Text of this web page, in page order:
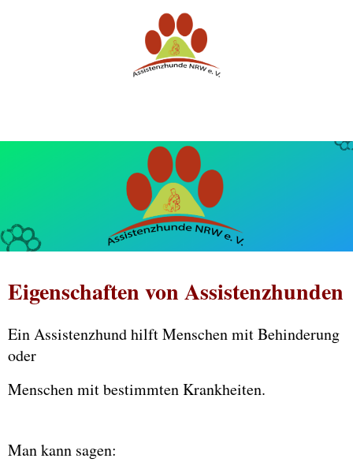
Eigenschaften von Assistenzhunden
Ein Assistenzhund hilft Menschen mit Behinderung
oder
Menschen mit bestimmten Krankheiten.
Man kann sagen: